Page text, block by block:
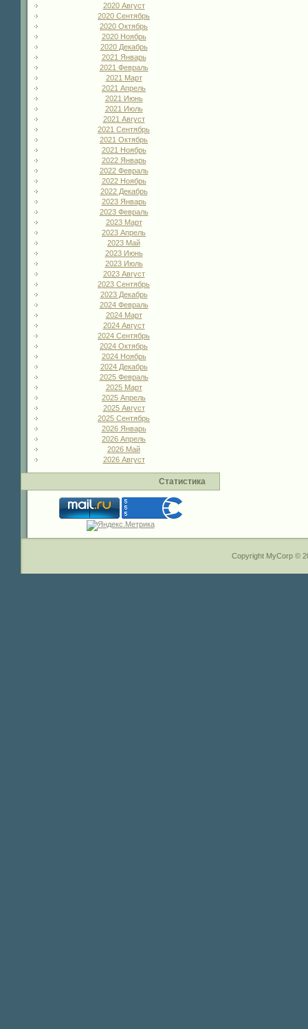
2020 Август
2020 Сентябрь
2020 Октябрь
2020 Ноябрь
2020 Декабрь
2021 Январь
2021 Февраль
2021 Март
2021 Апрель
2021 Июнь
2021 Июль
2021 Август
2021 Сентябрь
2021 Октябрь
2021 Ноябрь
2022 Январь
2022 Февраль
2022 Ноябрь
2022 Декабрь
2023 Январь
2023 Февраль
2023 Март
2023 Апрель
2023 Май
2023 Июнь
2023 Июль
2023 Август
2023 Сентябрь
2023 Декабрь
2024 Февраль
2024 Март
2024 Август
2024 Сентябрь
2024 Октябрь
2024 Ноябрь
2024 Декабрь
2025 Февраль
2025 Март
2025 Апрель
2025 Август
2025 Сентябрь
2026 Январь
2026 Апрель
2026 Май
2026 Август
Статистика
Copyright MyCorp ©